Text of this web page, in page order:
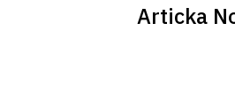
Articka